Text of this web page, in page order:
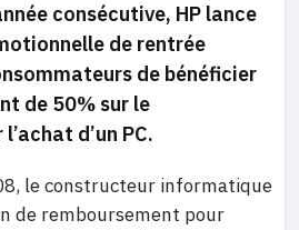
consécutive, HP lance
de rentrée
de bénéficier
de 50% sur le
d’un PC.
le constructeur informatique
de remboursement pour